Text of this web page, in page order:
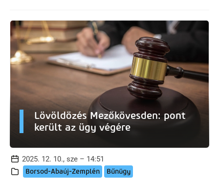
Lövöldözés Mezőkövesden: pont
került az ügy végére
2025. 12. 10., sze – 14:51
Borsod-Abaúj-Zemplén Bűnügy